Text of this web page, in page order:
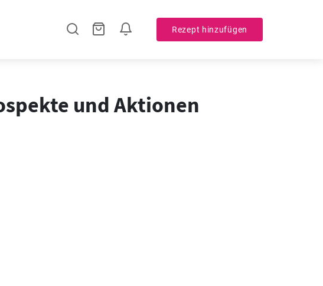
Rezept hinzufügen
und Aktionen